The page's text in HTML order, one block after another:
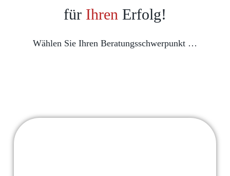
für Ihren Erfolg!
Wählen Sie Ihren Beratungsschwerpunkt …